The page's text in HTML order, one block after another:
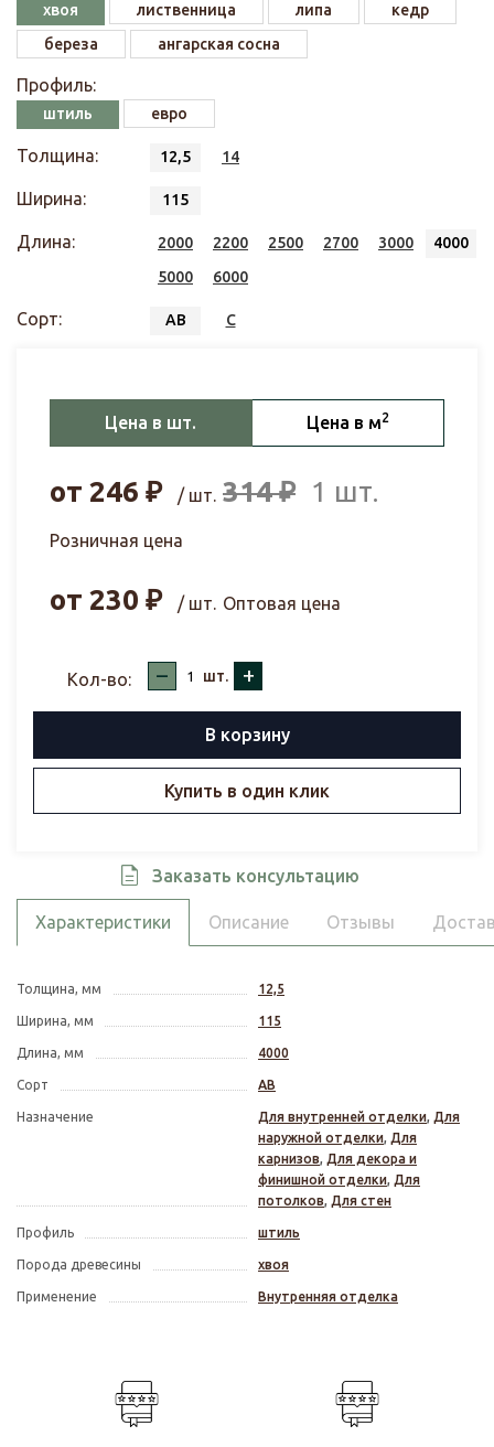
хвоя лиственница липа
кедр
береза
ангарская сосна
Профиль:
штиль евро
Толщина: 12,5 14
Ширина: 115
Длина: 2000 2200 2500 2700 3000
4000
5000
6000
Сорт: АВ С
Цена в шт. Цена в м2
от 246 ₽ / шт. 314₽ 1 шт.
Розничная цена
от 230 ₽ / шт. Оптовая цена
Кол-во: – шт. +
В корзину
Купить в один клик
Заказать консультацию
Характеристики Описание Отзывы
Толщина, мм 12,5
Ширина, мм 115
Длина, мм 4000
Сорт АВ
Назначение Для внутренней отделки, Для
наружной отделки, Для
карнизов, Для декора и
финишной отделки, Для
потолков, Для стен
Профиль штиль
Порода древесины хвоя
Применение Внутренняя отделка